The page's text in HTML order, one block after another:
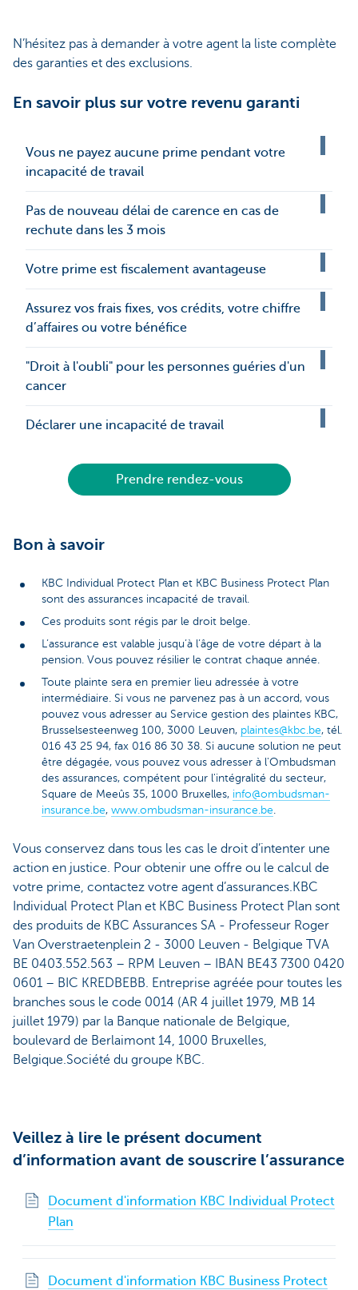
N’hésitez pas à demander à votre agent la liste complète
des garanties et des exclusions.
En savoir plus sur votre revenu garanti
Vous ne payez aucune prime pendant votre
incapacité de travail
Pas de nouveau délai de carence en cas de
rechute dans les 3 mois
Votre prime est fiscalement avantageuse
Assurez vos frais fixes, vos crédits, votre chiffre
d’affaires ou votre bénéfice
"Droit à l'oubli" pour les personnes guéries d'un
cancer
Déclarer une incapacité de travail
Prendre rendez-vous
Bon à savoir
KBC Individual Protect Plan et KBC Business Protect Plan
sont des assurances incapacité de travail.
Ces produits sont régis par le droit belge.
L’assurance est valable jusqu’à l’âge de votre départ à la
pension. Vous pouvez résilier le contrat chaque année.
Toute plainte sera en premier lieu adressée à votre
intermédiaire. Si vous ne parvenez pas à un accord, vous
pouvez vous adresser au Service gestion des plaintes KBC,
Brusselsesteenweg 100, 3000 Leuven, plaintes@kbc.be, tél.
016 43 25 94, fax 016 86 30 38. Si aucune solution ne peut
être dégagée, vous pouvez vous adresser à l'Ombudsman
des assurances, compétent pour l'intégralité du secteur,
Square de Meeûs 35, 1000 Bruxelles, info@ombudsman-
insurance.be, www.ombudsman-insurance.be
Vous conservez dans tous les cas le droit d’intenter une
action en justice. Pour obtenir une offre ou le calcul de
votre prime, contactez votre agent d’assurances.KBC
Individual Protect Plan et KBC Business Protect Plan sont
des produits de KBC Assurances SA - Professeur Roger
Van Overstraetenplein 2 - 3000 Leuven - Belgique TVA
BE 0403.552.563 – RPM Leuven – IBAN BE43 7300 0420
0601 – BIC KREDBEBB. Entreprise agréée pour toutes les
branches sous le code 0014 (AR 4 juillet 1979, MB 14
juillet 1979) par la Banque nationale de Belgique,
boulevard de Berlaimont 14, 1000 Bruxelles,
Belgique.Société du groupe KBC.
Veillez à lire le présent document
d’information avant de souscrire l’assurance
Document d'information KBC Individual Protect
Plan
Document d'information KBC Business Protect